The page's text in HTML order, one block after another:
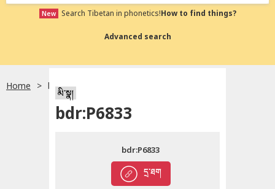
English
New Search Tibetan in phonetics!How to find things?
Advanced search
Home bdr:P6833
མི་སྣ།
bdr:P6833
དྲ་ཐག
bdr:P6833